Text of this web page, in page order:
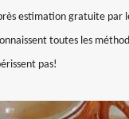
estimation gratuite par
toutes les
pas!